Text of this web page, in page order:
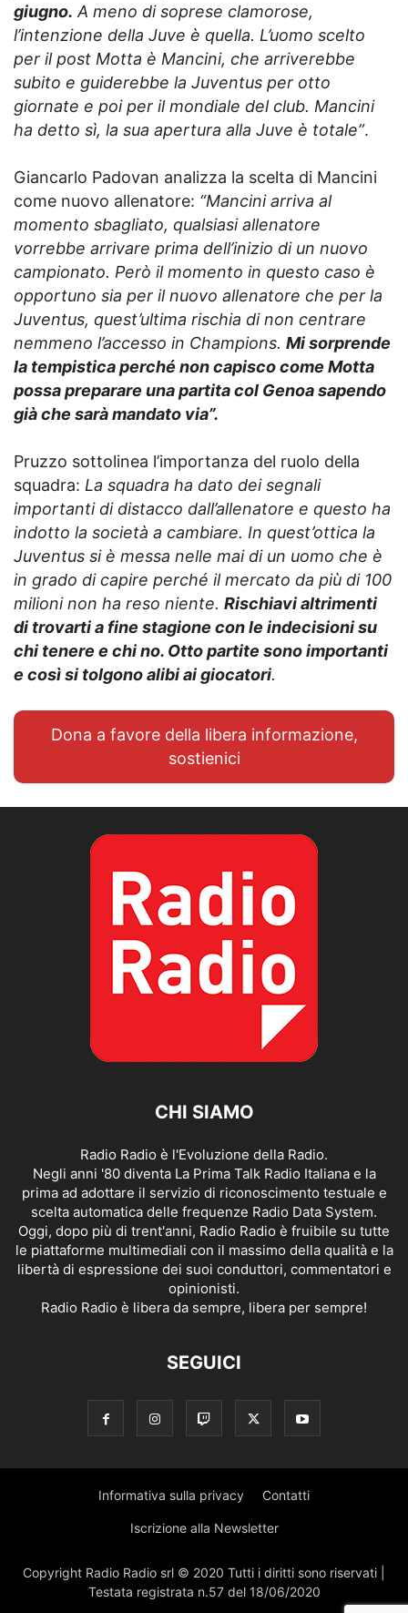
giugno. A meno di soprese clamorose,
l’intenzione della Juve è quella. L’uomo scelto
per il post Motta è Mancini, che arriverebbe
subito e guiderebbe la Juventus per otto
giornate e poi per il mondiale del club. Mancini
ha detto sì, la sua apertura alla Juve è totale”.
Giancarlo Padovan analizza la scelta di Mancini
come nuovo allenatore: “Mancini arriva al
momento sbagliato, qualsiasi allenatore
vorrebbe arrivare prima dell’inizio di un nuovo
campionato. Però il momento in questo caso è
opportuno sia per il nuovo allenatore che per la
Juventus, quest’ultima rischia di non centrare
nemmeno l’accesso in Champions. Mi sorprende
la tempistica perché non capisco come Motta
possa preparare una partita col Genoa sapendo
già che sarà mandato via”.
Pruzzo sottolinea l’importanza del ruolo della
squadra: La squadra ha dato dei segnali
importanti di distacco dall’allenatore e questo ha
indotto la società a cambiare. In quest’ottica la
Juventus si è messa nelle mai di un uomo che è
in grado di capire perché il mercato da più di 100
milioni non ha reso niente. Rischiavi altrimenti
di trovarti a fine stagione con le indecisioni su
chi tenere e chi no. Otto partite sono importanti
e così si tolgono alibi ai giocatori.
Dona a favore della libera informazione,
sostienici
CHI SIAMO
Radio Radio è l'Evoluzione della Radio.
Negli anni '80 diventa La Prima Talk Radio Italiana e la
prima ad adottare il servizio di riconoscimento testuale e
scelta automatica delle frequenze Radio Data System.
Oggi, dopo più di trent'anni, Radio Radio è fruibile su tutte
le piattaforme multimediali con il massimo della qualità e la
libertà di espressione dei suoi conduttori, commentatori e
opinionisti.
Radio Radio è libera da sempre, libera per sempre!
SEGUICI
Informativa sulla privacy Contatti
Iscrizione alla Newsletter
Copyright Radio Radio srl © 2020 Tutti i diritti sono riservati |
Testata registrata n.57 del 18/06/2020